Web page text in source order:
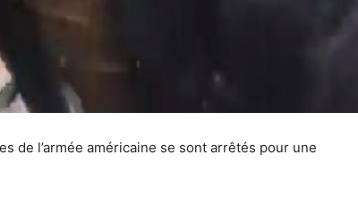
de l’armée américaine se sont arrêtés pour une